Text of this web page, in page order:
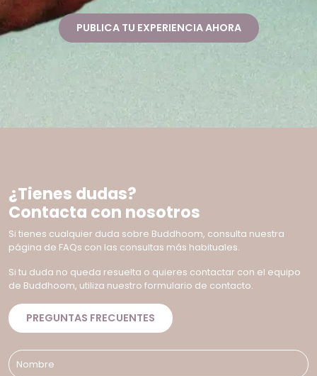
PUBLICA TU EXPERIENCIA AHORA
¿Tienes dudas?
Contacta con nosotros
Si tienes cualquier duda sobre Buddhoom, consulta nuestra
página de FAQs con las consultas más habituales.
Si tu duda no queda resuelta o quieres contactar con el equipo
de Buddhoom, utiliza nuestro formulario de contacto.
PREGUNTAS FRECUENTES